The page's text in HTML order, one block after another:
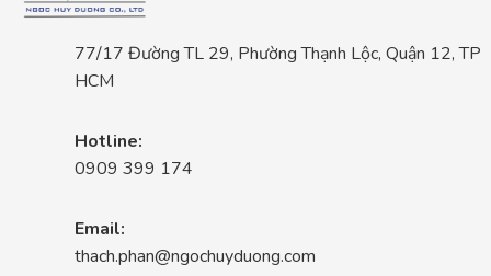
77/17 Đường TL 29, Phường Thạnh Lộc, Quận 12, TP
HCM
Hotline:
0909 399 174
Email:
thach.phan@ngochuyduong.com